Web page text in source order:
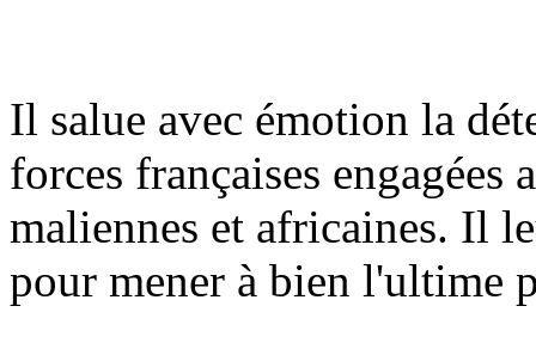
Il salue avec émotion la
forces françaises
maliennes et africaines. Il
pour mener à bien l'ultime